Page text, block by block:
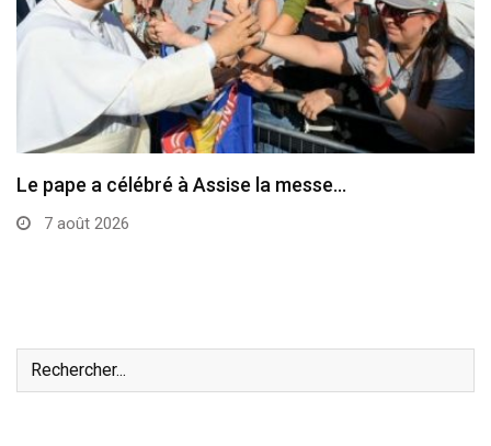
Le pape a célébré à Assise la messe…
7 août 2026